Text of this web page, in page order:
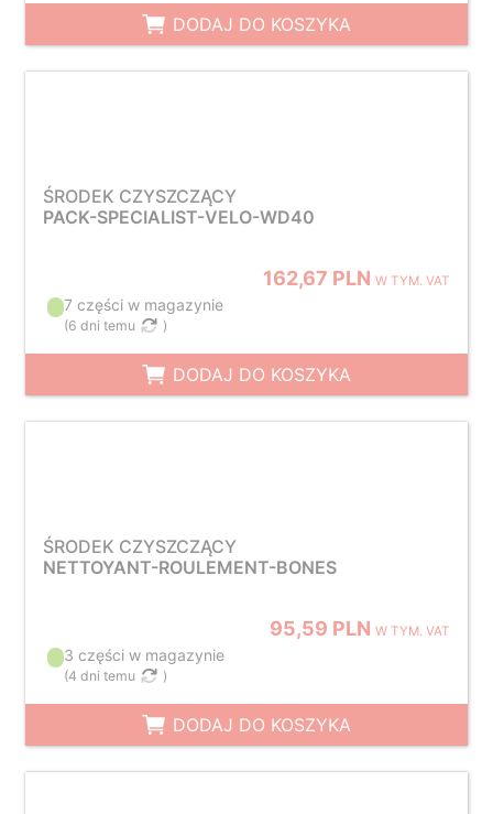
DODAJ DO KOSZYKA
ŚRODEK CZYSZCZĄCY
PACK-SPECIALIST-VELO-WD40
162,67 PLNW TYM. VAT
7 części w magazynie
(6 dni temu )
DODAJ DO KOSZYKA
ŚRODEK CZYSZCZĄCY
NETTOYANT-ROULEMENT-BONES
95,59 PLNW TYM. VAT
3 części w magazynie
(4 dni temu )
DODAJ DO KOSZYKA